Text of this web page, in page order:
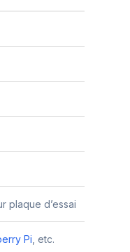
plaque d’essai
Pi , etc.